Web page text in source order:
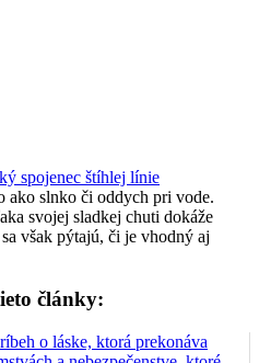
spojenec štíhlej línie
ako slnko či oddych pri vode.
svojej sladkej chuti dokáže
však pýtajú, či je vhodný aj
články: